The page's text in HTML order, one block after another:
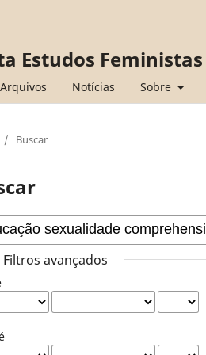
Estudos Feministas
Arquivos Notícias Sobre
/ Buscar
Filtros avançados